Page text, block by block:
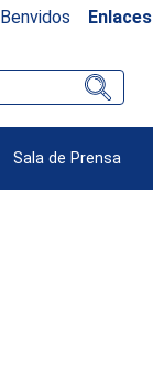
Benvidos Enlaces
Sala de Prensa